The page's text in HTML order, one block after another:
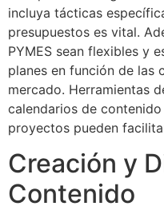
incluya tácticas
presupuestos es vital.
PYMES sean flexibles y
planes en función de las
mercado. Herramientas
calendarios de
proyectos pueden
Creación y
Contenido